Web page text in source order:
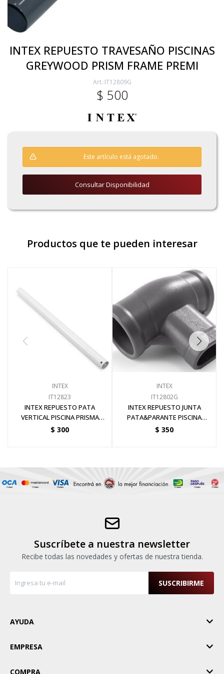
INTEX REPUESTO TRAVESAÑO PISCINAS
GREYWOOD PRISM FRAME PREMI
IT12809G
$ 500
Este artículo está agotado.
Consultar Disponibilidad
Productos que te pueden interesar
INTEX
IT12823
INTEX REPUESTO PATA
VERTICAL PISCINA PRISMA
FRAME 3.05 X 0.7
$ 300
INTEX
IT12802G
INTEX REPUESTO JUNTA
PATA&PARANTE PISCINA
PRISMA 4.57 GW
$ 350
Suscríbete a nuestra newsletter
Recibe todas las novedades y ofertas de nuestra tienda.
SUSCRIBIRME
AYUDA
EMPRESA
COMPRA
Electricidad
Ferretería
Herramientas Eléctrica y Batería
Generadores
Hogar
Pinturas y Accesorios
Sanitaria
Soldadoras y Accesorios